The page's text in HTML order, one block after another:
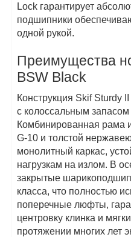
Lock гарантирует
подшипники
одной рукой.
Преимущества
BSW Black
Конструкция Skif Sturdy
с колоссальным запасом
Комбинированная рама
G-10 и толстой
монолитный каркас,
нагрузкам на излом. В
закрытые
класса, что полностью
поперечные люфты,
центровку клинка и
протяжении многих лет